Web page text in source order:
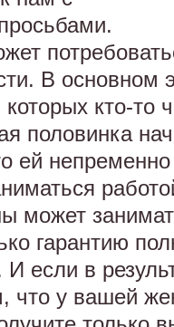
В основном
кто-то
половинка
ей
может
гарантию
если в
что у вашей